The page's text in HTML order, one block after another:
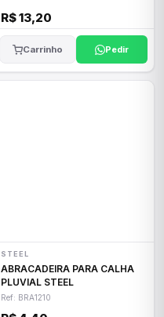
R$ 13,20
Carrinho Pedir
STEEL
ABRACADEIRA PARA CALHA
PLUVIAL STEEL
Ref: BRA1210